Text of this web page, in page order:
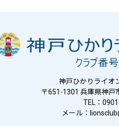
神戸ひかりライオ
〒651-1301 兵庫県神
TEL：
メール：